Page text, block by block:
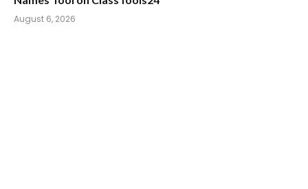
August 6, 2026